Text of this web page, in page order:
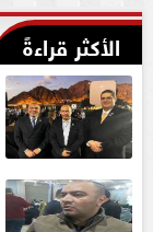
الأكثر قراءةً